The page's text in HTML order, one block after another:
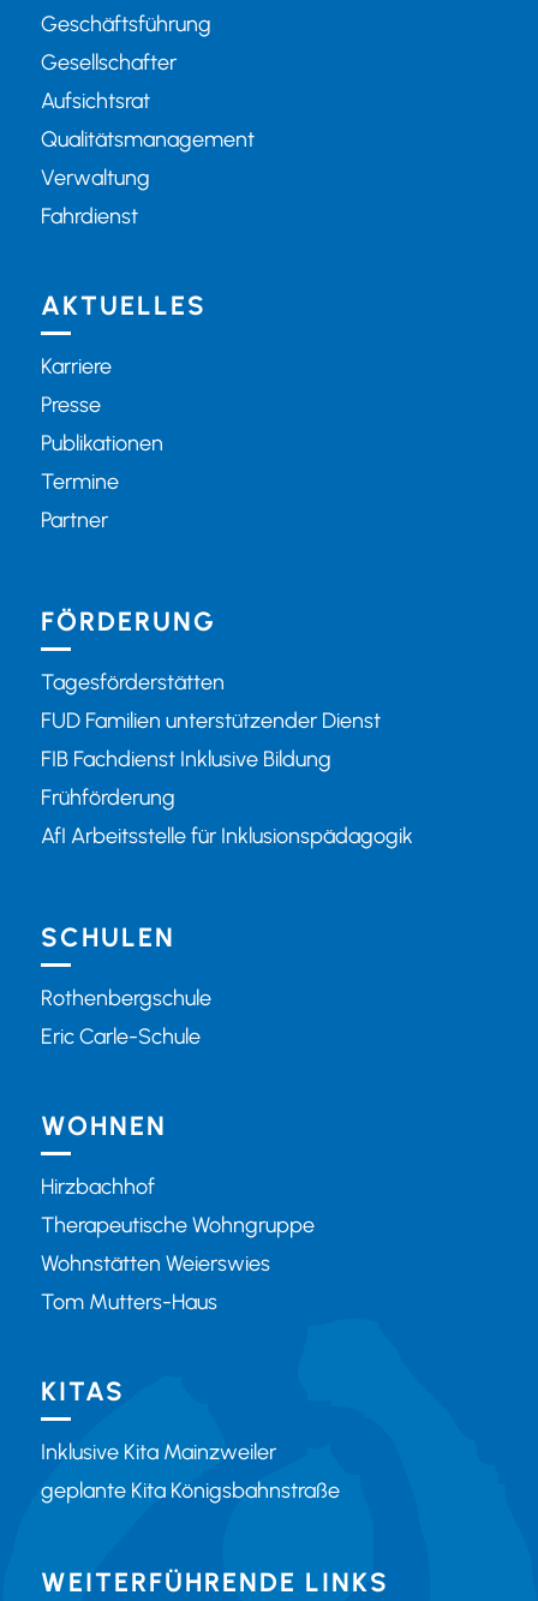
Geschäftsführung
Gesellschafter
Aufsichtsrat
Qualitätsmanagement
Verwaltung
Fahrdienst
AKTUELLES
Karriere
Presse
Publikationen
Termine
Partner
FÖRDERUNG
Tagesförderstätten
FUD Familien unterstützender Dienst
FIB Fachdienst Inklusive Bildung
Frühförderung
AfI Arbeitsstelle für Inklusionspädagogik
SCHULEN
Rothenbergschule
Eric Carle-Schule
WOHNEN
Hirzbachhof
Therapeutische Wohngruppe
Wohnstätten Weierswies
Tom Mutters-Haus
KITAS
Inklusive Kita Mainzweiler
geplante Kita Königsbahnstraße
WEITERFÜHRENDE LINKS